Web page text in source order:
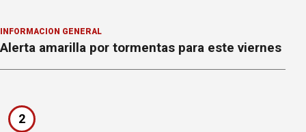
INFORMACION GENERAL
Alerta amarilla por tormentas para este viernes
2